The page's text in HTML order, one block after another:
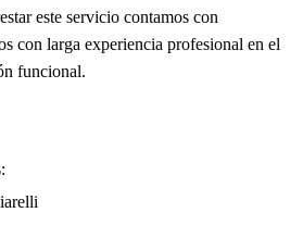
este servicio contamos con
con larga experiencia profesional en el
funcional.